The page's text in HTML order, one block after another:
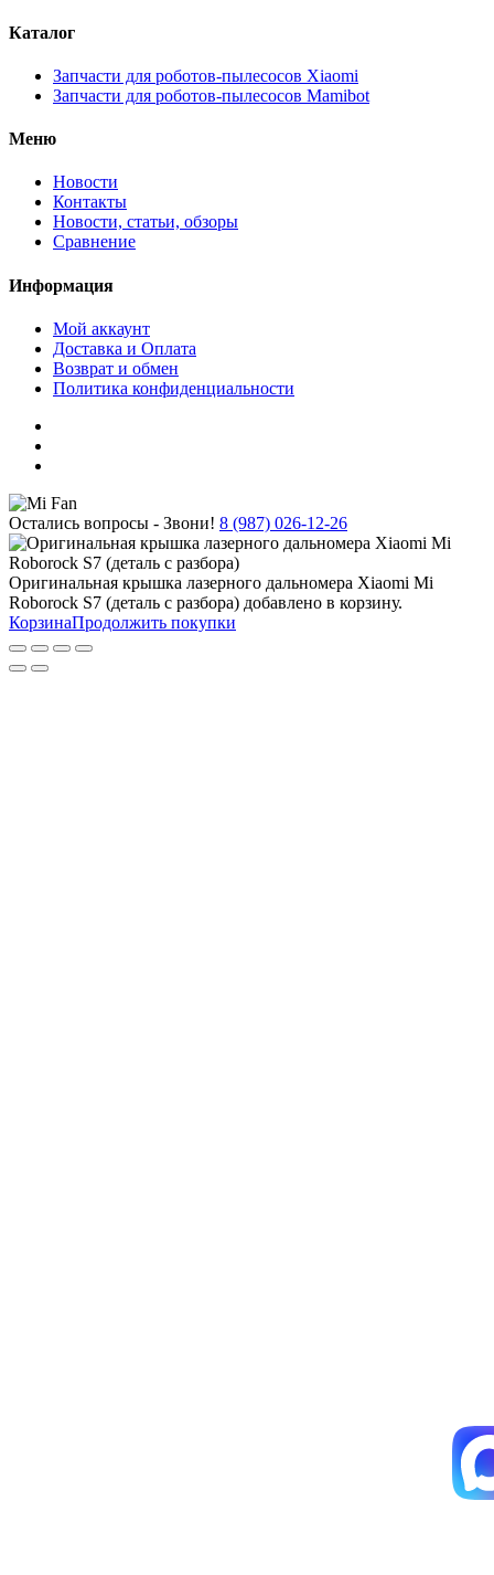
Каталог
Запчасти для роботов-пылесосов Xiaomi
Запчасти для роботов-пылесосов Mamibot
Меню
Новости
Контакты
Новости, статьи, обзоры
Сравнение
Информация
Мой аккаунт
Доставка и Оплата
Возврат и обмен
Политика конфиденциальности
Остались вопросы - Звони! 8 (987) 026-12-26
Оригинальная крышка лазерного дальномера Xiaomi Mi
Roborock S7 (деталь с разбора) добавлено в корзину.
КорзинаПродолжить покупки